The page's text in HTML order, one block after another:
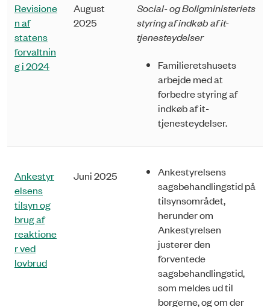
Revisione
n af
statens
forvaltnin
g i 2024
August
2025
Social- og Boligministeriets
styring af indkøb af it-
tjenesteydelser
Familieretshusets
arbejde med at
forbedre styring af
indkøb af it-
tjenesteydelser.
Ankestyr
elsens
tilsyn og
brug af
reaktione
r ved
lovbrud
Juni 2025
Ankestyrelsens
sagsbehandlingstid på
tilsynsområdet,
herunder om
Ankestyrelsen
justerer den
forventede
sagsbehandlingstid,
som meldes ud til
borgerne, og om der